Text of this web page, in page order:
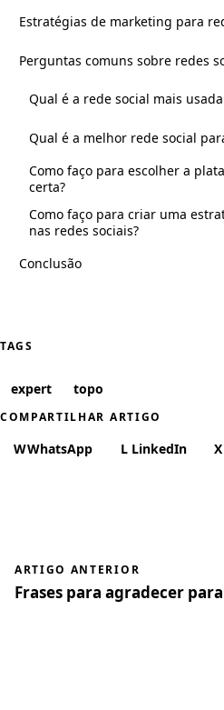
Estratégias de marketing para
Perguntas comuns sobre redes
Qual é a rede social mais
Qual é a melhor rede social
Como faço para escolher a
certa?
Como faço para criar uma
nas redes sociais?
Conclusão
TAGS
expert topo
COMPARTILHAR ARTIGO
WWhatsApp L LinkedIn X
ARTIGO ANTERIOR
Frases para agradecer